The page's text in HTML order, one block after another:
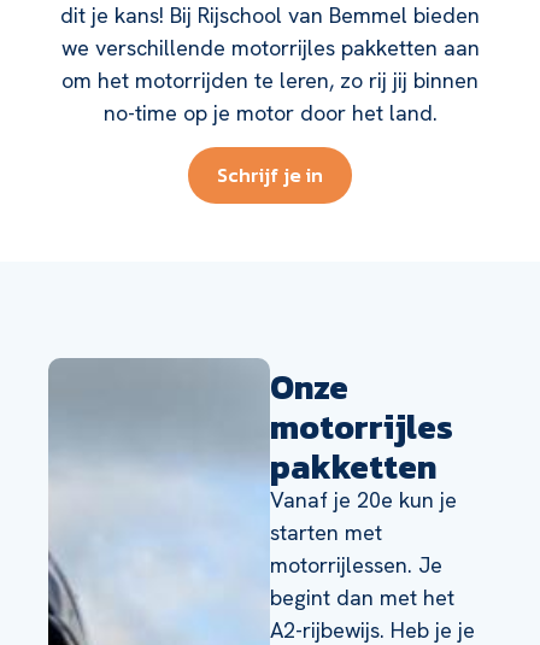
dit je kans! Bij Rijschool van Bemmel bieden
we verschillende motorrijles pakketten aan
om het motorrijden te leren, zo rij jij binnen
no-time op je motor door het land.
Schrijf je in
Onze
motorrijles
pakketten
Vanaf je 20e kun je
starten met
motorrijlessen. Je
begint dan met het
A2-rijbewijs. Heb je je